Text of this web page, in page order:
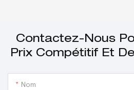
Contactez-Nous
Prix Compétitif Et
Nom